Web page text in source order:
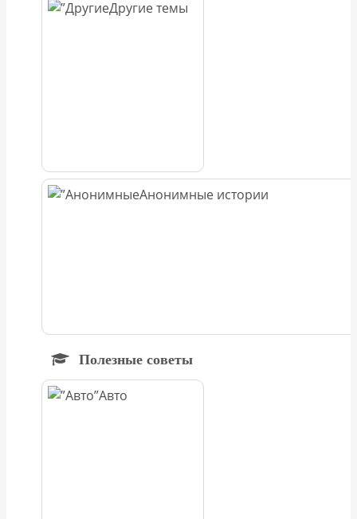
Другие темы
Анонимные истории
Полезные советы
Авто